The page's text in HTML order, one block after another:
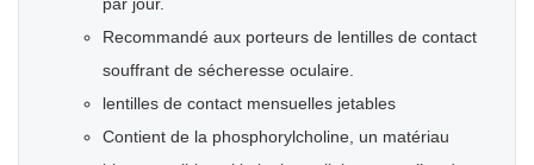
Recommandé aux porteurs de lentilles de contact
souffrant de sécheresse oculaire.
lentilles de contact mensuelles jetables
Contient de la phosphorylcholine, un matériau